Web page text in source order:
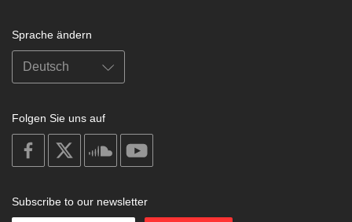
Sprache ändern
Folgen Sie uns auf
on
facebook
soundcloud
Subscribe to our newsletter